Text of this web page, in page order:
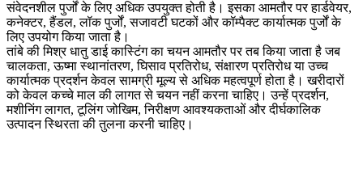
संवेदनशील पुर्जों के लिए अधिक उपयुक्त होती है। इसका आमतौर पर हार्डवेयर,
कनेक्टर, हैंडल, लॉक पुर्जों, सजावटी घटकों और कॉम्पैक्ट कार्यात्मक पुर्जों के
लिए उपयोग किया जाता है।
तांबे की मिश्र धातु डाई कास्टिंग का चयन आमतौर पर तब किया जाता है जब
चालकता, ऊष्मा स्थानांतरण, घिसाव प्रतिरोध, संक्षारण प्रतिरोध या उच्च
कार्यात्मक प्रदर्शन केवल सामग्री मूल्य से अधिक महत्वपूर्ण होता है। खरीदारों
को केवल कच्चे माल की लागत से चयन नहीं करना चाहिए। उन्हें प्रदर्शन,
मशीनिंग लागत, टूलिंग जोखिम, निरीक्षण आवश्यकताओं और दीर्घकालिक
उत्पादन स्थिरता की तुलना करनी चाहिए।